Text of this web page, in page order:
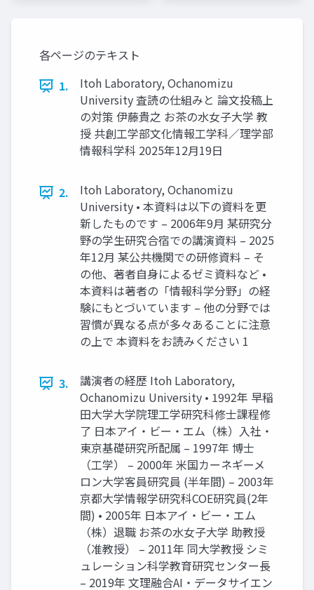
各ページのテキスト
1.
Itoh Laboratory, Ochanomizu
University 査読の仕組みと 論文投稿上
の対策 伊藤貴之 お茶の水女子大学 教
授 共創工学部文化情報工学科／理学部
情報科学科 2025年12月19日
2.
Itoh Laboratory, Ochanomizu
University • 本資料は以下の資料を更
新したものです – 2006年9月 某研究分
野の学生研究合宿での講演資料 – 2025
年12月 某公共機関での研修資料 – そ
の他、著者自身によるゼミ資料など •
本資料は著者の「情報科学分野」の経
験にもとづいています – 他の分野では
習慣が異なる点が多々あることに注意
の上で 本資料をお読みください 1
3.
講演者の経歴 Itoh Laboratory,
Ochanomizu University • 1992年 早稲
田大学大学院理工学研究科修士課程修
了 日本アイ・ビー・エム（株）入社・
東京基礎研究所配属 – 1997年 博士
（工学） – 2000年 米国カーネギーメ
ロン大学客員研究員 (半年間) – 2003年
京都大学情報学研究科COE研究員(2年
間) • 2005年 日本アイ・ビー・エム
（株）退職 お茶の水女子大学 助教授
（准教授） – 2011年 同大学教授 シミ
ュレーション科学教育研究センター長
– 2019年 文理融合AI・データサイエン